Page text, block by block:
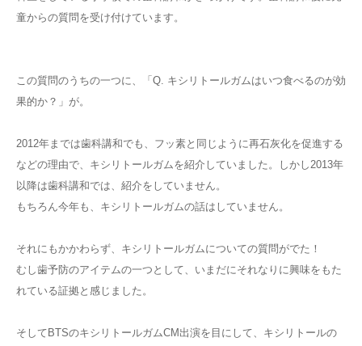
童からの質問を受け付けています。
この質問のうちの一つに、「Q. キシリトールガムはいつ食べるのが効
果的か？」が。
2012年までは歯科講和でも、フッ素と同じように再石灰化を促進する
などの理由で、キシリトールガムを紹介していました。しかし2013年
以降は歯科講和では、紹介をしていません。
もちろん今年も、キシリトールガムの話はしていません。
それにもかかわらず、キシリトールガムについての質問がでた！
むし歯予防のアイテムの一つとして、いまだにそれなりに興味をもた
れている証拠と感じました。
そしてBTSのキシリトールガムCM出演を目にして、キシリトールの